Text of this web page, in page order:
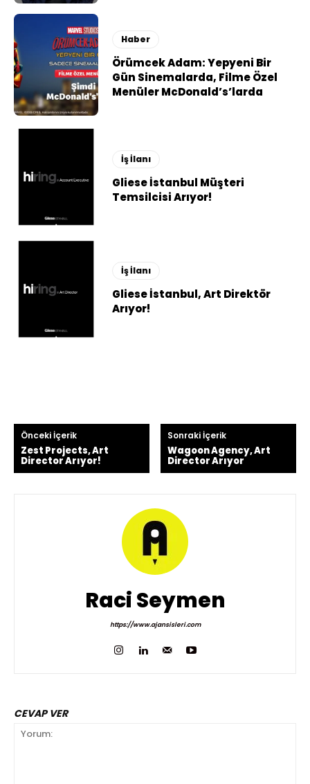
Haber
Örümcek Adam: Yepyeni Bir
Gün Sinemalarda, Filme Özel
Menüler McDonald’s’larda
İş İlanı
Gliese İstanbul Müşteri
Temsilcisi Arıyor!
İş İlanı
Gliese İstanbul, Art Direktör
Arıyor!
Önceki İçerik
Zest Projects, Art
Director Arıyor!
Sonraki İçerik
Wagoon Agency, Art
Director Arıyor
Raci Seymen
https://www.ajansisleri.com
CEVAP VER